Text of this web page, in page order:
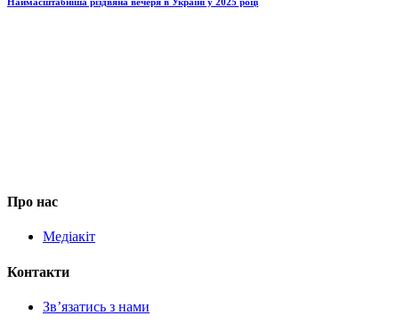
Про нас
Медіакіт
Контакти
Зв’язатись з нами